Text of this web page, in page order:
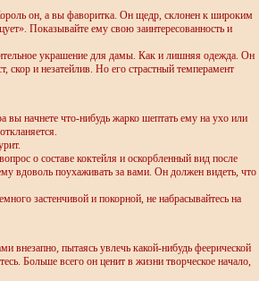
он, а вы фаворитка. Он щедр, склонен к широким
Показывайте ему свою заинтересованность и
украшение для дамы. Как и лишняя одежда. Он
скор и незатейлив. Но его страстный темперамент
начнете что-нибудь жарко шептать ему на ухо или
о составе коктейля и оскорбленный вид после
вдоволь поухаживать за вами. Он должен видеть, что
застенчивой и покорной, не набрасывайтесь на
внезапно, пытаясь увлечь какой-нибудь феерической
Больше всего он ценит в жизни творческое начало,